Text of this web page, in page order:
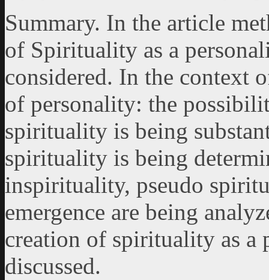
Summary. In the article
of Spirituality as a
considered. In the context
of personality: the
spirituality is being
spirituality is being
inspirituality, pseudo
emergence are being
creation of spirituality as a
discussed.